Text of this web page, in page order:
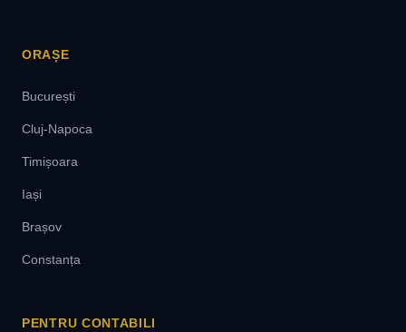
ORAȘE
București
Cluj-Napoca
Timișoara
Iași
Brașov
Constanța
PENTRU CONTABILI